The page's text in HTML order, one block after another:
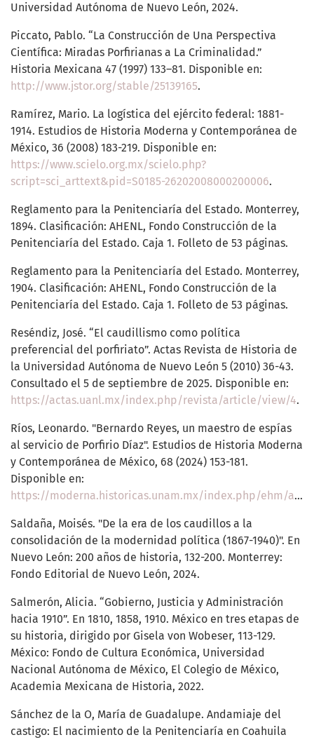
Universidad Autónoma de Nuevo León, 2024.
Piccato, Pablo. “La Construcción de Una Perspectiva
Científica: Miradas Porfirianas a La Criminalidad.”
Historia Mexicana 47 (1997) 133–81. Disponible en:
http://www.jstor.org/stable/25139165.
Ramírez, Mario. La logística del ejército federal: 1881-
1914. Estudios de Historia Moderna y Contemporánea de
México, 36 (2008) 183-219. Disponible en:
https://www.scielo.org.mx/scielo.php?
script=sci_arttext&pid=S0185-26202008000200006.
Reglamento para la Penitenciaría del Estado. Monterrey,
1894. Clasificación: AHENL, Fondo Construcción de la
Penitenciaría del Estado. Caja 1. Folleto de 53 páginas.
Reglamento para la Penitenciaría del Estado. Monterrey,
1904. Clasificación: AHENL, Fondo Construcción de la
Penitenciaría del Estado. Caja 1. Folleto de 53 páginas.
Reséndiz, José. “El caudillismo como política
preferencial del porfiriato”. Actas Revista de Historia de
la Universidad Autónoma de Nuevo León 5 (2010) 36-43.
Consultado el 5 de septiembre de 2025. Disponible en:
https://actas.uanl.mx/index.php/revista/article/view/4.
Ríos, Leonardo. "Bernardo Reyes, un maestro de espías
al servicio de Porfirio Díaz". Estudios de Historia Moderna
y Contemporánea de México, 68 (2024) 153-181.
Disponible en:
https://moderna.historicas.unam.mx/index.php/ehm/article/view/77943
Saldaña, Moisés. "De la era de los caudillos a la
consolidación de la modernidad política (1867-1940)". En
Nuevo León: 200 años de historia, 132-200. Monterrey:
Fondo Editorial de Nuevo León, 2024.
Salmerón, Alicia. “Gobierno, Justicia y Administración
hacia 1910”. En 1810, 1858, 1910. México en tres etapas de
su historia, dirigido por Gisela von Wobeser, 113-129.
México: Fondo de Cultura Económica, Universidad
Nacional Autónoma de México, El Colegio de México,
Academia Mexicana de Historia, 2022.
Sánchez de la O, María de Guadalupe. Andamiaje del
castigo: El nacimiento de la Penitenciaría en Coahuila